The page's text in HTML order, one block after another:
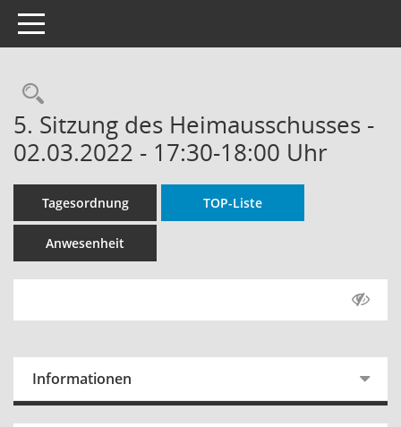
Toggle navigation
Rechercheauswahl
5. Sitzung des Heimausschusses -
02.03.2022 - 17:30-18:00 Uhr
Tagesordnung TOP-Liste
Anwesenheit
Informationen